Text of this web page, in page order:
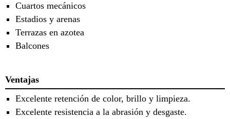
Cuartos mecánicos
Estadios y arenas
Terrazas en azotea
Balcones
Ventajas
Excelente retención de color, brillo y limpieza.
Excelente resistencia a la abrasión y desgaste.